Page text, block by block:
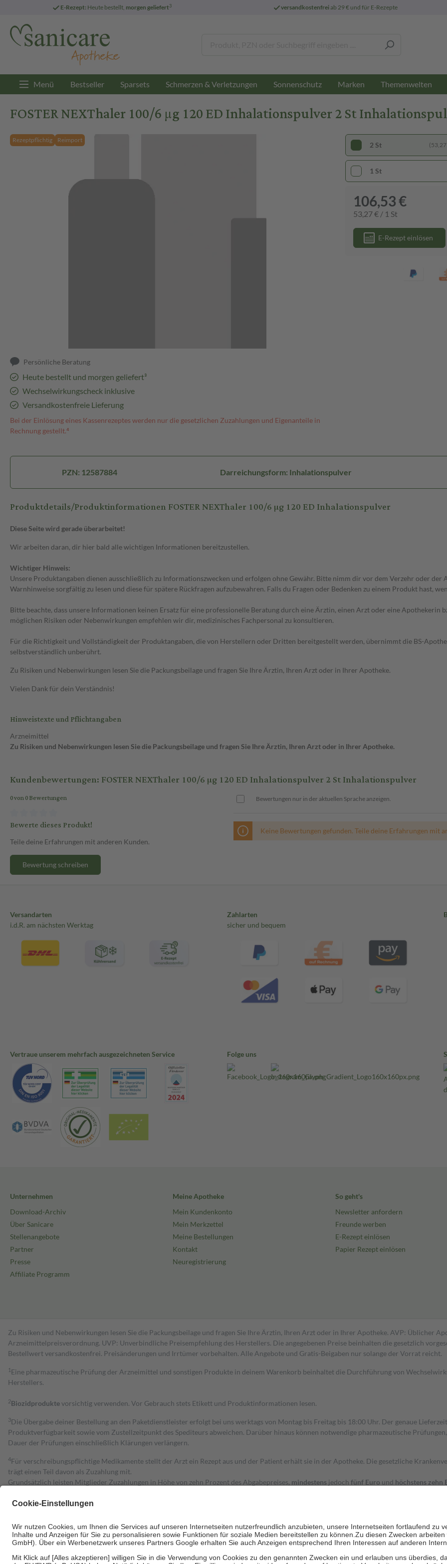
E-Rezept: Heute bestellt, morgen geliefert3 versandkostenfreiab 29 € und für E-Rezepte
Menü Bestseller Sparsets Schmerzen & Verletzungen Sonnenschutz Marken Themenwelten
FOSTER NEXThaler 100/6 µg 120 ED Inhalationspulver 2 St
Rezeptpflichtig Reimport
Persönliche Beratung
Heute bestellt und morgen geliefert³
Wechselwirkungscheck inklusive
Versandkostenfreie Lieferung
Bei der Einlösung eines Kassenrezeptes werden nur die gesetzlichen Zuzahlungen und Eigenanteile in
Rechnung gestellt.⁴
2 St (53,27
1 St
106,53 €
53,27 € / 1 St
E-Rezept einlösen
PZN: 12587884 Darreichungsform: Inhalationspulver
Produktdetails/Produktinformationen FOSTER NEXThaler 100/6 µg 120 ED Inhalationspulver
Diese Seite wird gerade überarbeitet!
Wir arbeiten daran, dir hier bald alle wichtigen Informationen bereitzustellen.
Wichtiger Hinweis:
Unsere Produktangaben dienen ausschließlich zu Informationszwecken und erfolgen ohne Gewähr. Bitte nimm dir vor dem Verzehr oder
Warnhinweise sorgfältig zu lesen und diese für spätere Rückfragen aufzubewahren. Falls du Fragen oder Bedenken zu einem Produkt hast,
Bitte beachte, dass unsere Informationen keinen Ersatz für eine professionelle Beratung durch eine Ärztin, einen Arzt oder eine Apothekerin
möglichen Risiken oder Nebenwirkungen empfehlen wir dir, medizinisches Fachpersonal zu konsultieren.
Für die Richtigkeit und Vollständigkeit der Produktangaben, die von Herstellern oder Dritten bereitgestellt werden, übernimmt die BS-
selbstverständlich unberührt.
Zu Risiken und Nebenwirkungen lesen Sie die Packungsbeilage und fragen Sie Ihre Ärztin, Ihren Arzt oder in Ihrer Apotheke.
Vielen Dank für dein Verständnis!
Hinweistexte und Pflichtangaben
Arzneimittel
Zu Risiken und Nebenwirkungen lesen Sie die Packungsbeilage und fragen Sie Ihre Ärztin, Ihren Arzt oder in Ihrer Apotheke.
Kundenbewertungen: FOSTER NEXThaler 100/6 µg 120 ED Inhalationspulver 2 St Inhalationspulver
0 von 0 Bewertungen
Bewerte dieses Produkt!
Teile deine Erfahrungen mit anderen Kunden.
Bewertung schreiben
Bewertungen nur in der aktuellen Sprache anzeigen.
Keine Bewertungen gefunden. Teile deine Erfahrungen mit
Versandarten
i.d.R. am nächsten Werktag
Zahlarten
sicher und bequem
Vertraue unserem mehrfach ausgezeichneten Service Folge uns
Unternehmen
Download-Archiv
Über Sanicare
Stellenangebote
Partner
Presse
Affiliate Programm
Meine Apotheke
Mein Kundenkonto
Mein Merkzettel
Meine Bestellungen
Kontakt
Neuregistrierung
So geht's
Newsletter anfordern
Freunde werben
E-Rezept einlösen
Papier Rezept einlösen
Zu Risiken und Nebenwirkungen lesen Sie die Packungsbeilage und fragen Sie Ihre Ärztin, Ihren Arzt oder in Ihrer Apotheke. AVP: Üblicher
Arzneimittelpreisverordnung. UVP: Unverbindliche Preisempfehlung des Herstellers. Die angegebenen Preise beinhalten die gesetzlich
Bestell­wert versand­kosten­frei. Preisänderungen und Irrtümer vorbehalten. Alle Angebote und Gratis-Beigaben nur solange der Vorrat reicht.
1 Eine pharmazeutische Prüfung der Arzneimittel und sonstigen Produkte in deinem Warenkorb beinhaltet die Durchführung von
Herstellers.
2Biozidproduktevorsichtig verwenden. Vor Gebrauch stets Etikett und Produktinformationen lesen.
3Die Übergabe deiner Bestellung an den Paketdienstleister erfolgt bei uns werktags von Montag bis Freitag bis 18:00 Uhr. Der genaue
Produktverfügbarkeit sowie vom Zustellzeitpunkt des Spediteurs abweichen. Darüber hinaus können notwendige pharmazeutische
Dauer der Prüfungen einschließlich Klärungen verlängern.
4Für verschreibungspflichtige Medikamente stellt der Arzt ein Rezept aus und der Patient erhält sie in der Apotheke. Die gesetzliche
trägt einen Teil davon als Zuzahlung mit.
Grundsätzlich leisten Mitglieder Zuzahlungen in Höhe von zehn Prozent des Abgabepreises, mindestens jedoch fünf Euro und höchstens zehn
Diese Regeln gelten grundsätzlich auch für Online-Apotheken.
Um das Engagement der Versicherten für ihre eigene Gesundheit zu stärken und die besondere Stellung der Familie zu unterstützen, fallen
• Kindern und Jugendlichen bis zum vollendeten 18. Lebensjahr mit Ausnahme der Fahrkosten
• Untersuchungen zur Vorsorge und Früherkennung, die von der GKV getragen werden
• empfohlenen Schutzimpfungen